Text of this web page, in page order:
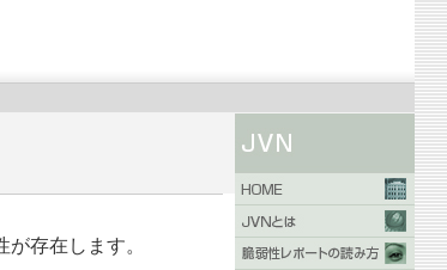
存在します。